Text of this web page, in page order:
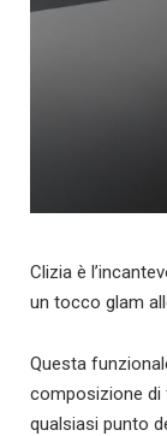
Clizia è
un tocco glam
Questa
composizione di
qualsiasi punto